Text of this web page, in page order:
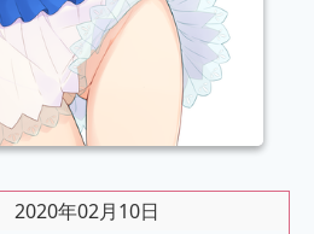
2020年02月10日